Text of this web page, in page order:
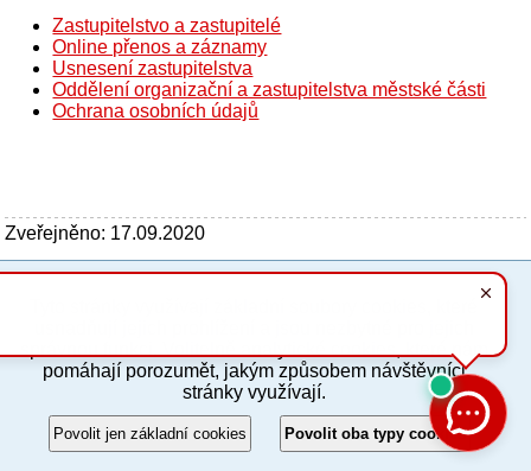
Zastupitelstvo a zastupitelé
Online přenos a záznamy
Usnesení zastupitelstva
Oddělení organizační a zastupitelstva městské části
Ochrana osobních údajů
Zveřejněno: 17.09.2020
Povinné a praktické informace
© 2012–2019 MČ Praha 8
správnou funkci. Volitelně analytické cookies, které nám
pomáhají porozumět, jakým způsobem návštěvníci
stránky využívají.
Povolit jen základní cookies Povolit oba typy cookies